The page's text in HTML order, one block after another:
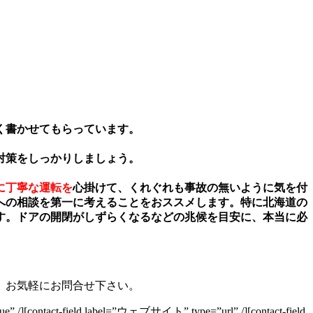
かせてもらっています。
をしっかりしましょう。
丁寧な運転を心掛けて、くれぐれも事故の無いように気を付
相談を第一に考えることをおススメします。特に北海道の
。ドアの開閉がしずらくなるなどの兆候を目安に、本当に必
気軽にお問合せ下さい。